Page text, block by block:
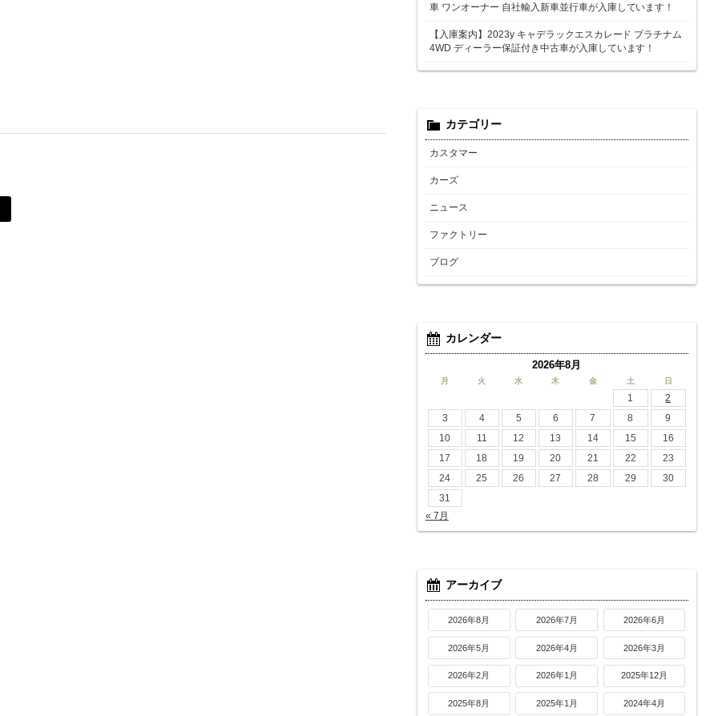
車 ワンオーナー 自社輸入新車並行車が入庫しています！
【入庫案内】2023y キャデラックエスカレード プラチナム
4WD ディーラー保証付き中古車が入庫しています！
カテゴリー
カスタマー
カーズ
ニュース
ファクトリー
ブログ
カレンダー
2026年8月
月 火 水 木 金 土 日
1
2
3
4 5 6 7 8
9
10
11 12 13 14 15
16
17
18 19 20 21 22
23
24
25 26 27 28 29
30
31
« 7月
アーカイブ
2026年8月 2026年7月 2026年6月
2026年5月 2026年4月 2026年3月
2026年2月 2026年1月 2025年12月
2025年8月 2025年1月 2024年4月